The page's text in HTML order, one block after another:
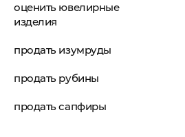
оценить ювелирные
изделия
продать изумруды
продать рубины
продать сапфиры